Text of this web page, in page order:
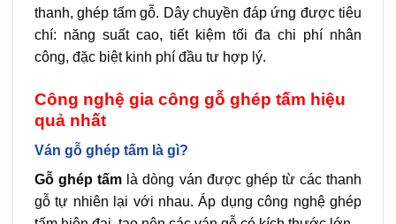
thanh, ghép tấm gỗ. Dây chuyền đáp ứng được tiêu
chí: năng suất cao, tiết kiệm tối đa chi phí nhân
công, đặc biệt kinh phí đầu tư hợp lý.
Công nghệ gia công gỗ ghép tấm hiệu
quả nhất
Ván gỗ ghép tấm là gì?
Gỗ ghép tấm là dòng ván được ghép từ các thanh
gỗ tự nhiên lại với nhau. Áp dụng công nghệ ghép